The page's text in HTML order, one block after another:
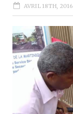
AVRIL 18TH, 2016